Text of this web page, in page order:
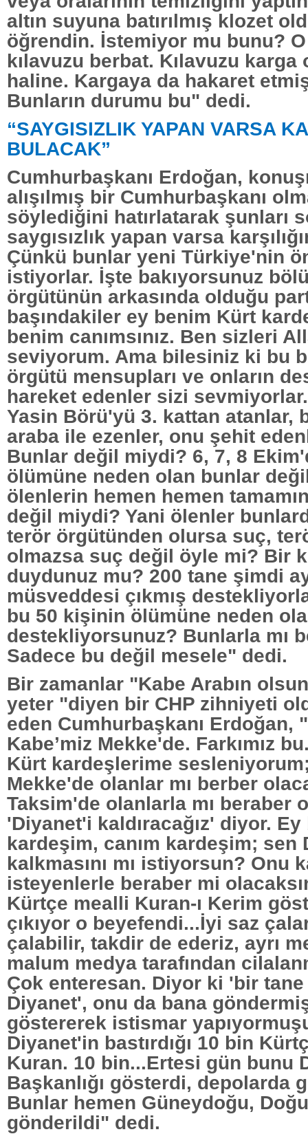
altın suyuna batırılmış klozet
öğrendin. İstemiyor mu bunu?
kılavuzu berbat. Kılavuzu karga
haline. Kargaya da hakaret
Bunların durumu bu" dedi.
“SAYGISIZLIK YAPAN VARSA
BULACAK”
Cumhurbaşkanı Erdoğan,
alışılmış bir Cumhurbaşkanı
söylediğini hatırlatarak şunları
saygısızlık yapan varsa
Çünkü bunlar yeni Türkiye'nin
istiyorlar. İşte bakıyorsunuz
örgütünün arkasında olduğu
başındakiler ey benim Kürt
benim canımsınız. Ben sizleri
seviyorum. Ama bilesiniz ki bu
örgütü mensupları ve onların
hareket edenler sizi
Yasin Börü'yü 3. kattan atanlar,
araba ile ezenler, onu şehit
Bunlar değil miydi? 6, 7, 8
ölümüne neden olan bunlar
ölenlerin hemen hemen
değil miydi? Yani ölenler
terör örgütünden olursa suç,
olmazsa suç değil öyle mi? Bir
duydunuz mu? 200 tane şimdi
müsveddesi çıkmış
bu 50 kişinin ölümüne neden
destekliyorsunuz? Bunlarla mı
Sadece bu değil mesele" dedi.
Bir zamanlar "Kabe Arabın
yeter "diyen bir CHP zihniyeti
eden Cumhurbaşkanı Erdoğan,
Kabe’miz Mekke'de. Farkımız
Kürt kardeşlerime
Mekke'de olanlar mı berber
Taksim'de olanlarla mı beraber
'Diyanet'i kaldıracağız' diyor.
kardeşim, canım kardeşim; sen
kalkmasını mı istiyorsun? Onu
isteyenlerle beraber mi
Kürtçe mealli Kuran-ı Kerim
çıkıyor o beyefendi...İyi saz
çalabilir, takdir de ederiz, ayrı
malum medya tarafından
Çok enteresan. Diyor ki 'bir tane
Diyanet', onu da bana
göstererek istismar
Diyanet'in bastırdığı 10 bin
Kuran. 10 bin...Ertesi gün bunu
Başkanlığı gösterdi, depolarda
Bunlar hemen Güneydoğu,
gönderildi" dedi.